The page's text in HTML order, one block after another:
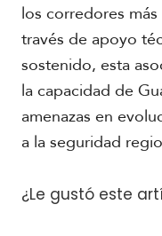
los corredores
través de apoyo
sostenido, esta
la capacidad de
amenazas en
a la seguridad
¿Le gustó este